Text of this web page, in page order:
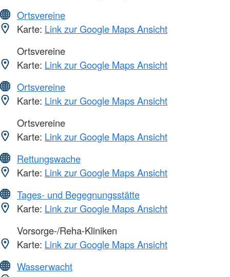
Ortsvereine
Karte: Link zur Google Maps Ansicht
Ortsvereine
Karte: Link zur Google Maps Ansicht
Ortsvereine
Karte: Link zur Google Maps Ansicht
Ortsvereine
Karte: Link zur Google Maps Ansicht
Rettungswache
Karte: Link zur Google Maps Ansicht
Tages- und Begegnungsstätte
Karte: Link zur Google Maps Ansicht
Vorsorge-/Reha-Kliniken
Karte: Link zur Google Maps Ansicht
Wasserwacht